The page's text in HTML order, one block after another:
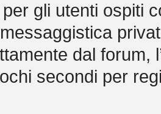
gli utenti ospiti
dal forum,
secondi per